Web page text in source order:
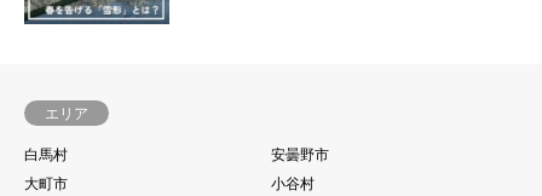
エリア
白馬村
安曇野市
大町市
小谷村